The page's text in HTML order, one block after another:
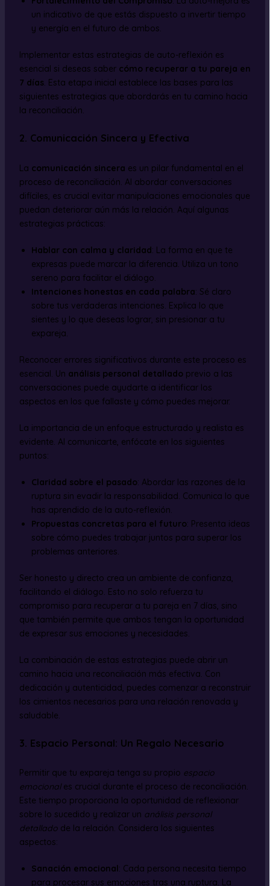
un indicativo de que estás dispuesto a invertir tiempo
y energía en el futuro de ambos.
Implementar estas estrategias de auto-reflexión es
esencial si deseas saber cómo recuperar a tu pareja en
7 días. Esta etapa inicial establece las bases para las
siguientes estrategias que abordarás en tu camino hacia
la reconciliación.
2. Comunicación Sincera y Efectiva
La comunicación sincera es un pilar fundamental en el
proceso de reconciliación. Al abordar conversaciones
difíciles, es crucial evitar manipulaciones emocionales que
puedan deteriorar aún más la relación. Aquí algunas
estrategias prácticas:
Hablar con calma y claridad: La forma en que te
expresas puede marcar la diferencia. Utiliza un tono
sereno para facilitar el diálogo.
Intenciones honestas en cada palabra: Sé claro
sobre tus verdaderas intenciones. Explica lo que
sientes y lo que deseas lograr, sin presionar a tu
expareja.
Reconocer errores significativos durante este proceso es
esencial. Un análisis personal detalladoprevio a las
conversaciones puede ayudarte a identificar los
aspectos en los que fallaste y cómo puedes mejorar.
La importancia de un enfoque estructurado y realista es
evidente. Al comunicarte, enfócate en los siguientes
puntos:
Claridad sobre el pasado: Abordar las razones de la
ruptura sin evadir la responsabilidad. Comunica lo que
has aprendido de la auto-reflexión.
Propuestas concretas para el futuro: Presenta ideas
sobre cómo puedes trabajar juntos para superar los
problemas anteriores.
Ser honesto y directo crea un ambiente de confianza,
facilitando el diálogo. Esto no solo refuerza tu
compromiso para recuperar a tu pareja en 7 días, sino
que también permite que ambos tengan la oportunidad
de expresar sus emociones y necesidades.
La combinación de estas estrategias puede abrir un
camino hacia una reconciliación más efectiva. Con
dedicación y autenticidad, puedes comenzar a reconstruir
los cimientos necesarios para una relación renovada y
saludable.
3. Espacio Personal: Un Regalo Necesario
Permitir que tu expareja tenga su propio espacio
emocionales crucial durante el proceso de reconciliación.
Este tiempo proporciona la oportunidad de reflexionar
sobre lo sucedido y realizar un análisis personal
detalladode la relación. Considera los siguientes
aspectos:
Sanación emocional: Cada persona necesita tiempo
para procesar sus emociones tras una ruptura. La